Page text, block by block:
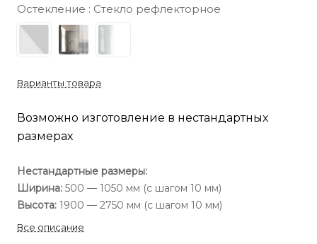
Остекление : Стекло рефлекторное
Варианты товара
Возможно изготовление в нестандартных
размерах
Нестандартные размеры:
Ширина: 500 — 1050 мм (с шагом 10 мм)
Высота: 1900 — 2750 мм (с шагом 10 мм)
Все описание